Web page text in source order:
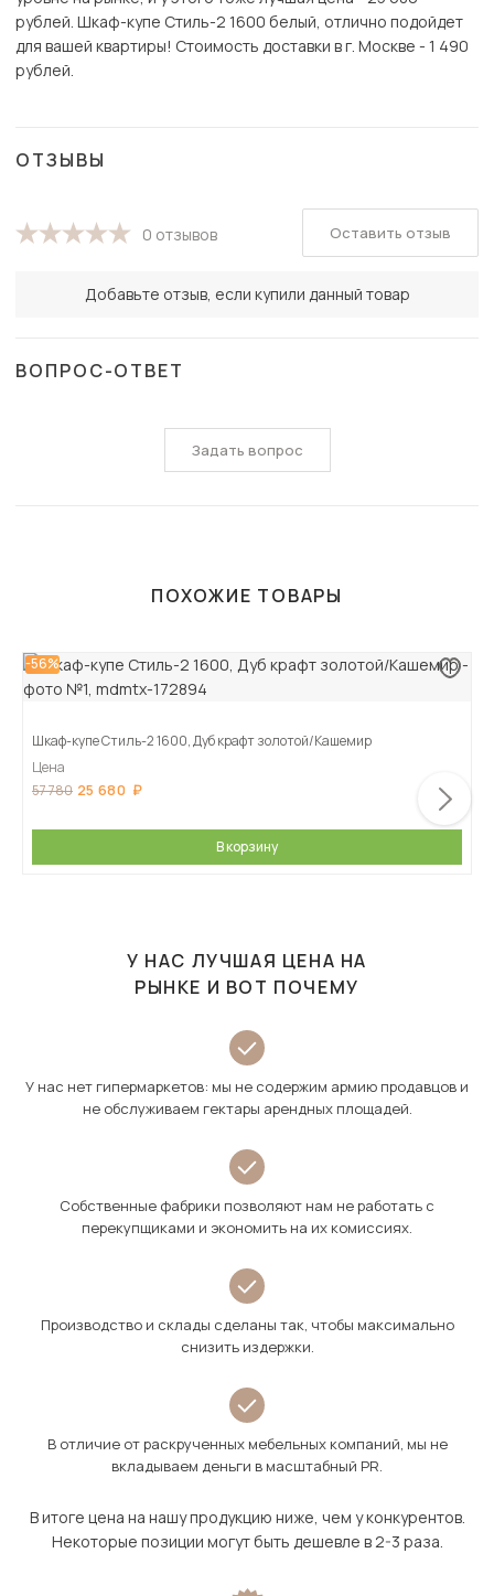
рублей. Шкаф-купе Стиль-2 1600 белый, отлично подойдет
для вашей квартиры! Стоимость доставки в г. Москве - 1 490
рублей.
ОТЗЫВЫ
0 отзывов
Добавьте отзыв, если купили данный товар
Оставить отзыв
ВОПРОС-ОТВЕТ
Задать вопрос
ПОХОЖИЕ ТОВАРЫ
-56%
Шкаф-купе Стиль-2 1600, Дуб крафт золотой/Кашемир
Цена
57 780 25 680
В корзину
У НАС ЛУЧШАЯ ЦЕНА НА
РЫНКЕ И ВОТ ПОЧЕМУ
У нас нет гипермаркетов: мы не содержим армию продавцов и
не обслуживаем гектары арендных площадей.
Собственные фабрики позволяют нам не работать с
перекупщиками и экономить на их комиссиях.
Производство и склады сделаны так, чтобы максимально
снизить издержки.
В отличие от раскрученных мебельных компаний, мы не
вкладываем деньги в масштабный PR.
В итоге цена на нашу продукцию ниже, чем у конкурентов.
Некоторые позиции могут быть дешевле в 2-3 раза.